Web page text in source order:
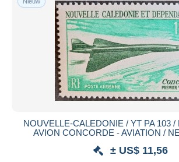
NOUVELLE-CALEDONIE / YT PA 103
AVION CONCORDE - AVIATION /
± US$ 11,56